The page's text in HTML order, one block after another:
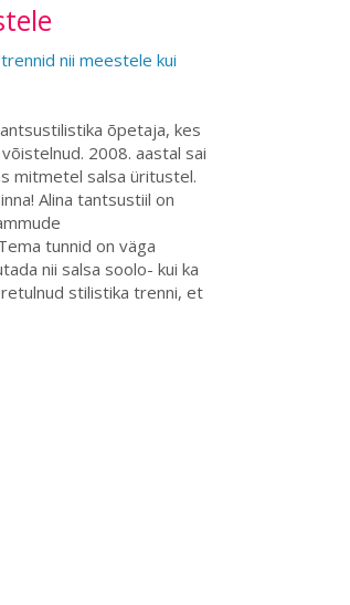
õpetaja, kes
2008. aastal sai
mitmetel salsa üritustel.
Alina tantsustiil on
tunnid on väga
nii salsa soolo- kui ka
stilistika trenni, et